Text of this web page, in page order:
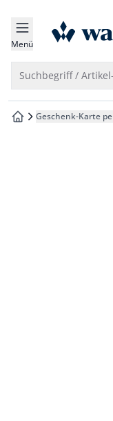
springen
springen
springen
springen
Menü
Suchbegriff /
zur Startseite
Geschenk-Karte